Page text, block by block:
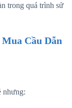
trong quá trình sử
Cầu Dẫn
nhưng: